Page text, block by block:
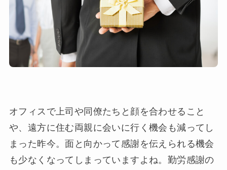
オフィスで上司や同僚たちと顔を合わせること
や、遠方に住む両親に会いに行く機会も減ってし
まった昨今。面と向かって感謝を伝えられる機会
も少なくなってしまっていますよね。勤労感謝の